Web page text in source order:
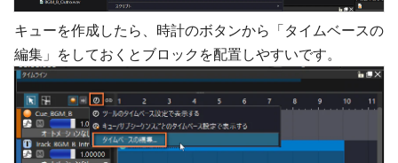
キューを作成したら、時計のボタンから「タイムベースの
編集」をしておくとブロックを配置しやすいです。